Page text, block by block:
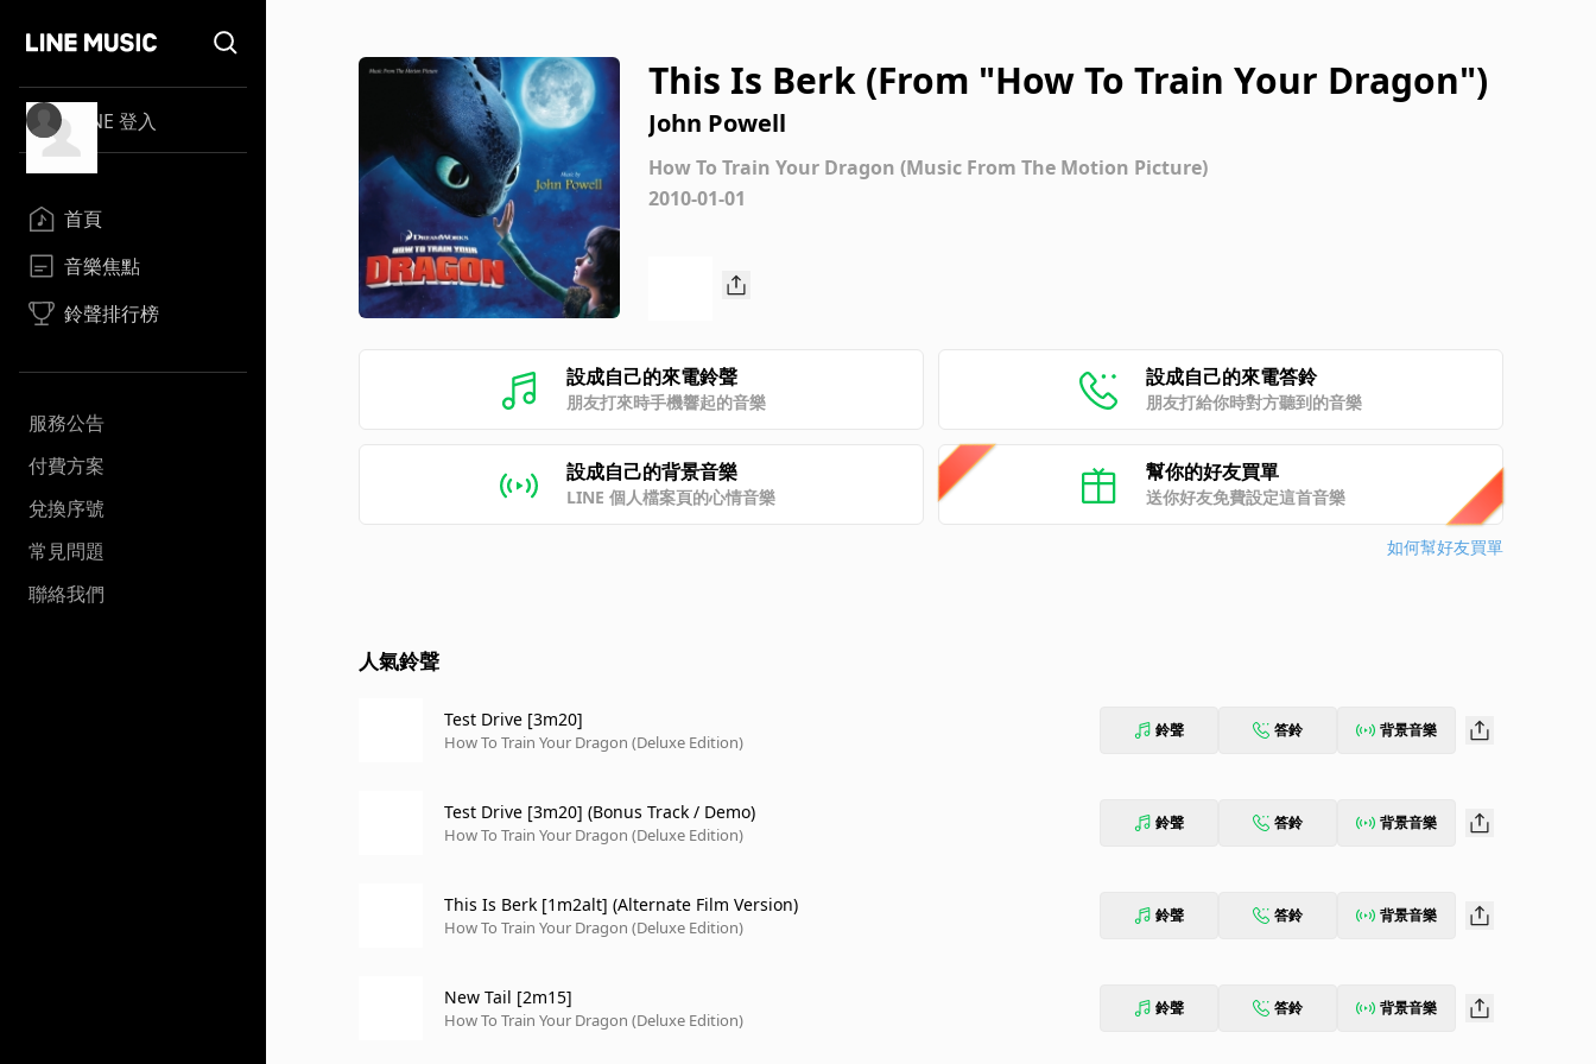
LINE 登入
首頁
音樂焦點
鈴聲排行榜
服務公告
付費方案
兌換序號
常見問題
聯絡我們
This Is Berk (From "How To Train Your Dragon")
John Powell
How To Train Your Dragon (Music From The Motion Picture)
2010-01-01
設成自己的來電鈴聲
朋友打來時手機響起的音樂
設成自己的來電答鈴
朋友打給你時對方聽到的音樂
設成自己的背景音樂
LINE 個人檔案頁的心情音樂
幫你的好友買單
送你好友免費設定這首音樂
如何幫好友買單
人氣鈴聲
Test Drive [3m20]
How To Train Your Dragon (Deluxe Edition)
鈴聲 答鈴 背景音樂
Test Drive [3m20] (Bonus Track / Demo)
How To Train Your Dragon (Deluxe Edition)
鈴聲 答鈴 背景音樂
This Is Berk [1m2alt] (Alternate Film Version)
How To Train Your Dragon (Deluxe Edition)
鈴聲 答鈴 背景音樂
New Tail [2m15]
How To Train Your Dragon (Deluxe Edition)
鈴聲 答鈴 背景音樂